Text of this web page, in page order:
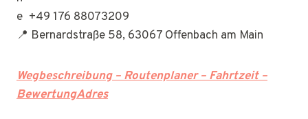
+49 176 88073209
📍 Bernardstraße 58, 63067 Offenbach am Main
Wegbeschreibung – Routenplaner – Fahrtzeit –
BewertungAdres